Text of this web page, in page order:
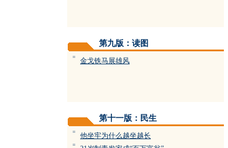
第九版：读图
= 金戈铁马展雄风
第十一版：民生
= 他坐牢为什么越坐越长
=